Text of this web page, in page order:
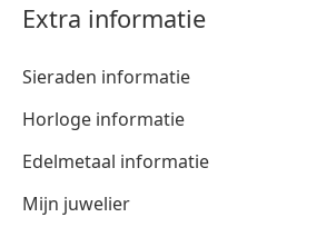
Extra informatie
Sieraden informatie
Horloge informatie
Edelmetaal informatie
Mijn juwelier